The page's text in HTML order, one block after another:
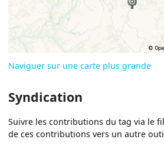
Naviguer sur une carte plus grande
Syndication
Suivre les contributions du tag via le
de ces contributions vers un autre